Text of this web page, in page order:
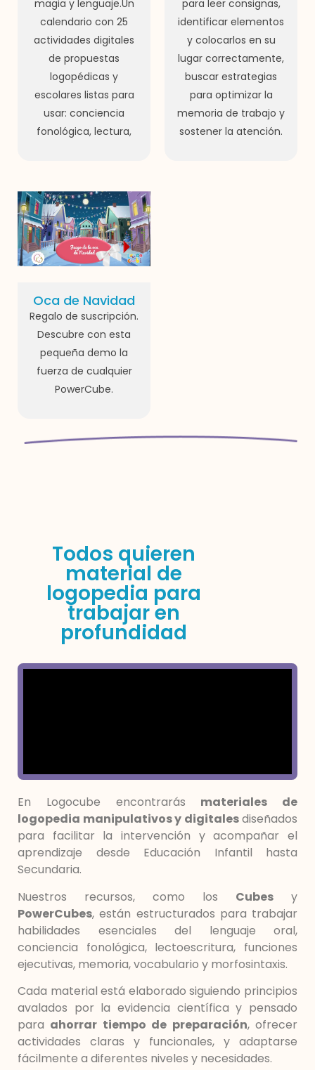
magia y lenguaje.Un
calendario con 25
actividades digitales
de propuestas
logopédicas y
escolares listas para
usar: conciencia
fonológica, lectura,
para leer consignas,
identificar elementos
y colocarlos en su
lugar correctamente,
buscar estrategias
para optimizar la
memoria de trabajo y
sostener la atención.
Oca de Navidad
Regalo de suscripción.
Descubre con esta
pequeña demo la
fuerza de cualquier
PowerCube.
Todos quieren
material de
logopedia para
trabajar en
profundidad
En Logocube encontrarás materiales de
logopedia manipulativos y digitalesdiseñados
para facilitar la intervención y acompañar el
aprendizaje desde Educación Infantil hasta
Secundaria.
Nuestros recursos, como los Cubes y
PowerCubes, están estructurados para trabajar
habilidades esenciales del lenguaje oral,
conciencia fonológica, lectoescritura, funciones
ejecutivas, memoria, vocabulario y morfosintaxis.
Cada material está elaborado siguiendo principios
avalados por la evidencia científica y pensado
para ahorrar tiempo de preparación, ofrecer
actividades claras y funcionales, y adaptarse
fácilmente a diferentes niveles y necesidades.